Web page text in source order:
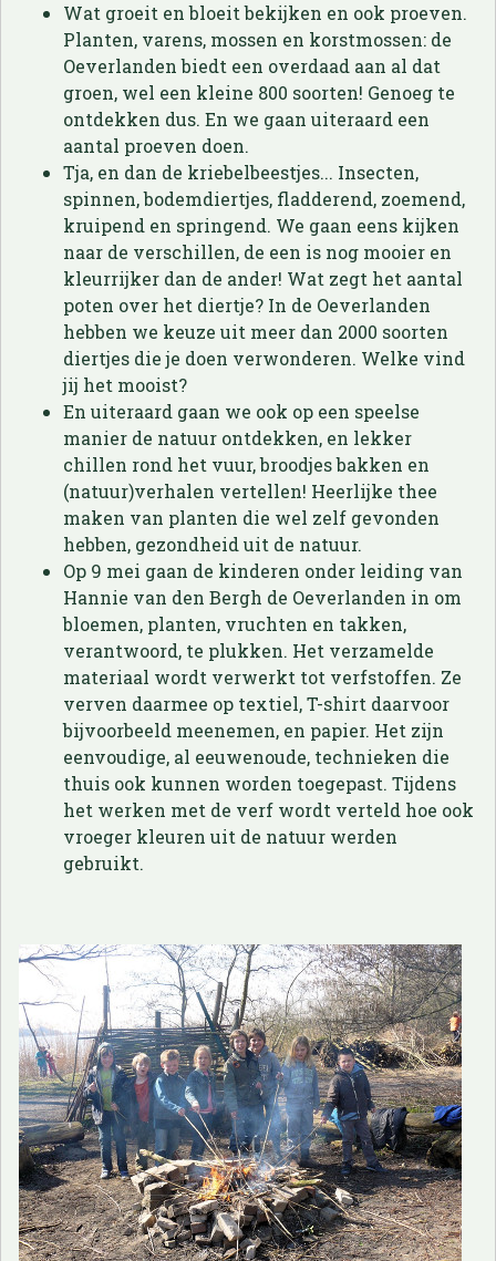
Wat groeit en bloeit bekijken en ook proeven.
Planten, varens, mossen en korstmossen: de
Oeverlanden biedt een overdaad aan al dat
groen, wel een kleine 800 soorten! Genoeg te
ontdekken dus. En we gaan uiteraard een
aantal proeven doen.
Tja, en dan de kriebelbeestjes... Insecten,
spinnen, bodemdiertjes, fladderend, zoemend,
kruipend en springend. We gaan eens kijken
naar de verschillen, de een is nog mooier en
kleurrijker dan de ander! Wat zegt het aantal
poten over het diertje? In de Oeverlanden
hebben we keuze uit meer dan 2000 soorten
diertjes die je doen verwonderen. Welke vind
jij het mooist?
En uiteraard gaan we ook op een speelse
manier de natuur ontdekken, en lekker
chillen rond het vuur, broodjes bakken en
(natuur)verhalen vertellen! Heerlijke thee
maken van planten die wel zelf gevonden
hebben, gezondheid uit de natuur.
Op 9 mei gaan de kinderen onder leiding van
Hannie van den Bergh de Oeverlanden in om
bloemen, planten, vruchten en takken,
verantwoord, te plukken. Het verzamelde
materiaal wordt verwerkt tot verfstoffen. Ze
verven daarmee op textiel, T-shirt daarvoor
bijvoorbeeld meenemen, en papier. Het zijn
eenvoudige, al eeuwenoude, technieken die
thuis ook kunnen worden toegepast. Tijdens
het werken met de verf wordt verteld hoe ook
vroeger kleuren uit de natuur werden
gebruikt.